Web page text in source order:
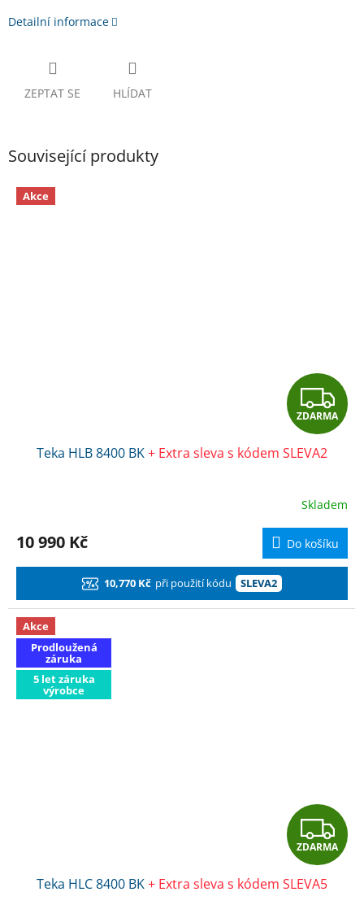
Detailní informace
ZEPTAT SE HLÍDAT
Související produkty
Akce
Z
D
R
M
A
ZDARMA
Teka HLB 8400 BK+ Extra sleva s kódem SLEVA2
Skladem
10 990 Kč Do košíku
10,770 Kč při použití kódu SLEVA2
Akce
Prodloužená
záruka
5 let záruka
výrobce
Z
D
ZDARMA
Teka HLC 8400 BK+ Extra sleva s kódem SLEVA5